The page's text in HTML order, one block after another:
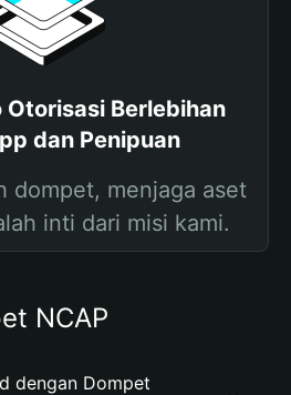
Otorisasi Berlebihan
dan Penipuan
dompet, menjaga aset
inti dari misi kami.
NCAP
dengan Dompet